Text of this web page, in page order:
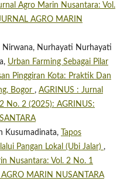
Agro Marin Nusantara: Vol.
AGRO MARIN
Nirwana, Nurhayati Nurhayati
Urban Farming Sebagai Pilar
Pinggiran Kota: Praktik Dan
Bogor , AGRINUS : Jurnal
No. 2 (2025): AGRINUS:
Kusumadinata,
Tapos
Pangan Lokal (Ubi Jalar) ,
Nusantara: Vol. 2 No. 1
MARIN NUSANTARA